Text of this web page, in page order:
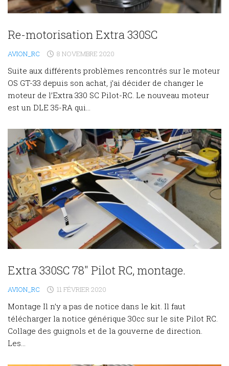
Re-motorisation Extra 330SC
AVION_RC 8 NOVEMBRE 2020
Suite aux différents problèmes rencontrés sur le moteur
OS GT-33 depuis son achat, j’ai décider de changer le
moteur de l’Extra 330 SC Pilot-RC. Le nouveau moteur
est un DLE 35-RA qui...
Extra 330SC 78″ Pilot RC, montage.
AVION_RC 11 FÉVRIER 2020
Montage Il n’y a pas de notice dans le kit. Il faut
télécharger la notice générique 30cc sur le site Pilot RC.
Collage des guignols et de la gouverne de direction.
Les...